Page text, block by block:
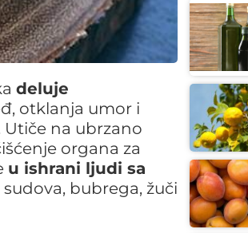
deluje
otklanja umor i
Utiče na ubrzano
organa za
u ishrani ljudi sa
bubrega, žuči